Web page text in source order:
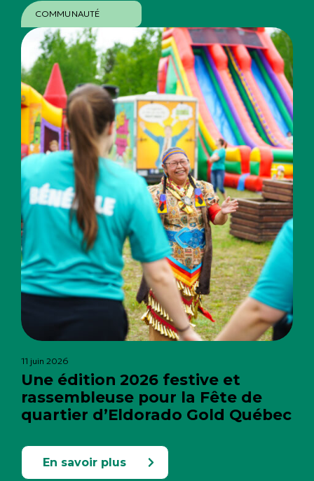
COMMUNAUTÉ
11 juin 2026
Une édition 2026 festive et
rassembleuse pour la Fête de
quartier d’Eldorado Gold Québec
En savoir plus